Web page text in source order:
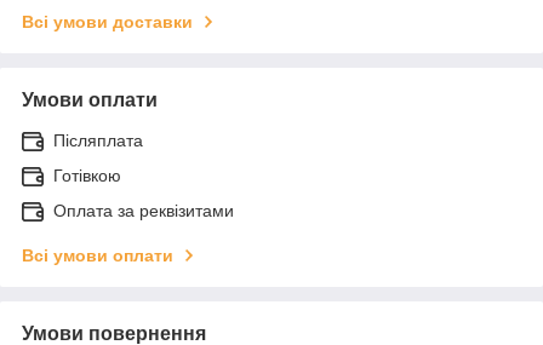
Всі умови доставки
Умови оплати
Післяплата
Готівкою
Оплата за реквізитами
Всі умови оплати
Умови повернення